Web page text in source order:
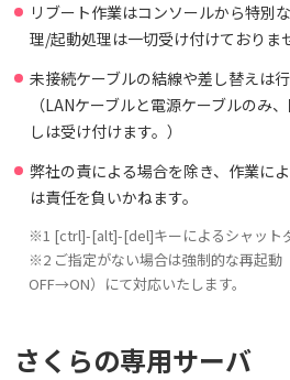
リブート作業はコンソールから特別
理/起動処理は一切受け付けておりま
未接続ケーブルの結線や差し替えは行
（LANケーブルと電源ケーブルのみ
しは受け付けます。）
弊社の責による場合を除き、作業に
は責任を負いかねます。
※1 [ctrl]-[alt]-[del]キーによるシャット
※2 ご指定がない場合は強制的な再起動
OFF→ON）にて対応いたします。
さくらの専用サーバ